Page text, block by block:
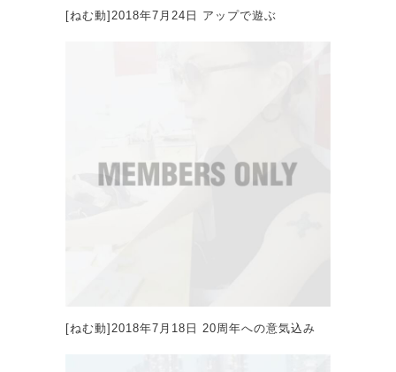
[ねむ動]2018年7月24日 アップで遊ぶ
[ねむ動]2018年7月18日 20周年への意気込み